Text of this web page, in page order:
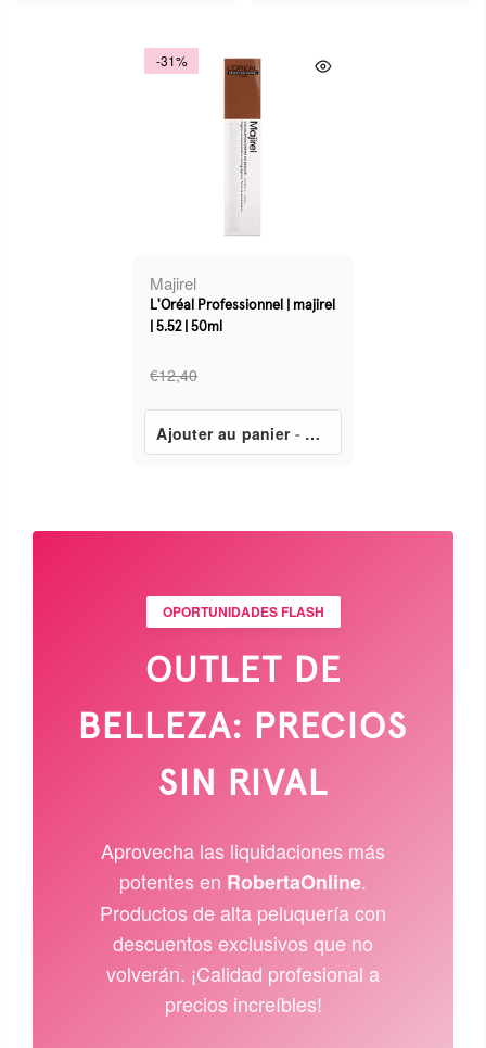
-31%
Majirel
L'Oréal Professionnel | majirel
| 5.52 | 50ml
€12,40
Ajouter au panier- €8,65
OPORTUNIDADES FLASH
OUTLET DE
BELLEZA: PRECIOS
SIN RIVAL
Aprovecha las liquidaciones más
potentes en RobertaOnline.
Productos de alta peluquería con
descuentos exclusivos que no
volverán. ¡Calidad profesional a
precios increíbles!